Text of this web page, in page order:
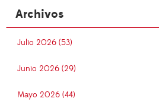
Archivos
Julio 2026 (53)
Junio 2026 (29)
Mayo 2026 (44)